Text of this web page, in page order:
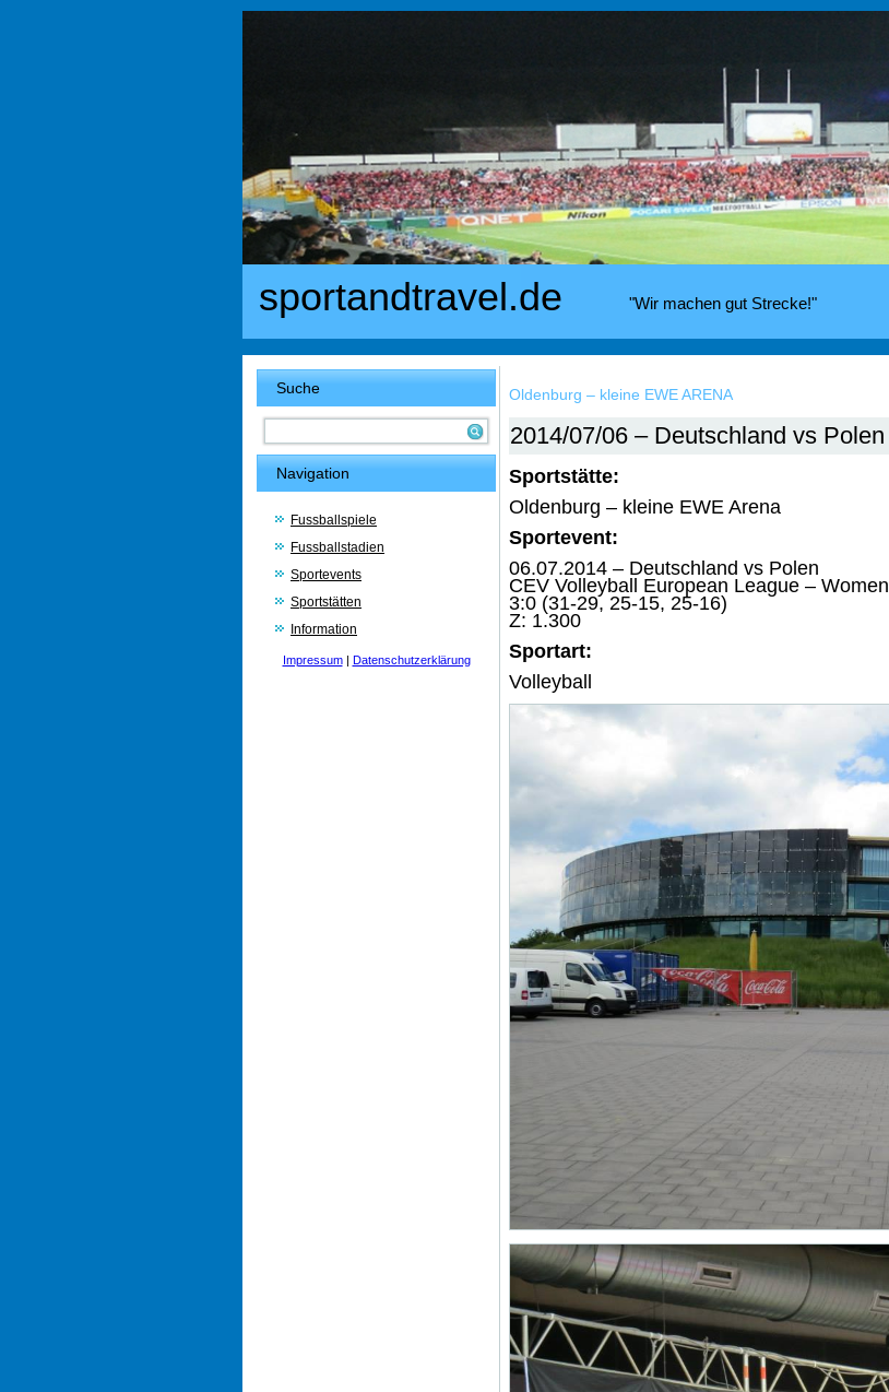
sportandtravel.de "Wir machen gut Strecke!"
Suche
Navigation
Fussballspiele
Fussballstadien
Sportevents
Sportstätten
Information
Impressum| Datenschutzerklärung
Oldenburg – kleine EWE ARENA
2014/07/06 – Deutschland vs Polen
Sportstätte:
Oldenburg – kleine EWE Arena
Sportevent:
06.07.2014 – Deutschland vs Polen
CEV Volleyball European League – Women
3:0 (31-29, 25-15, 25-16)
Z: 1.300
Sportart:
Volleyball